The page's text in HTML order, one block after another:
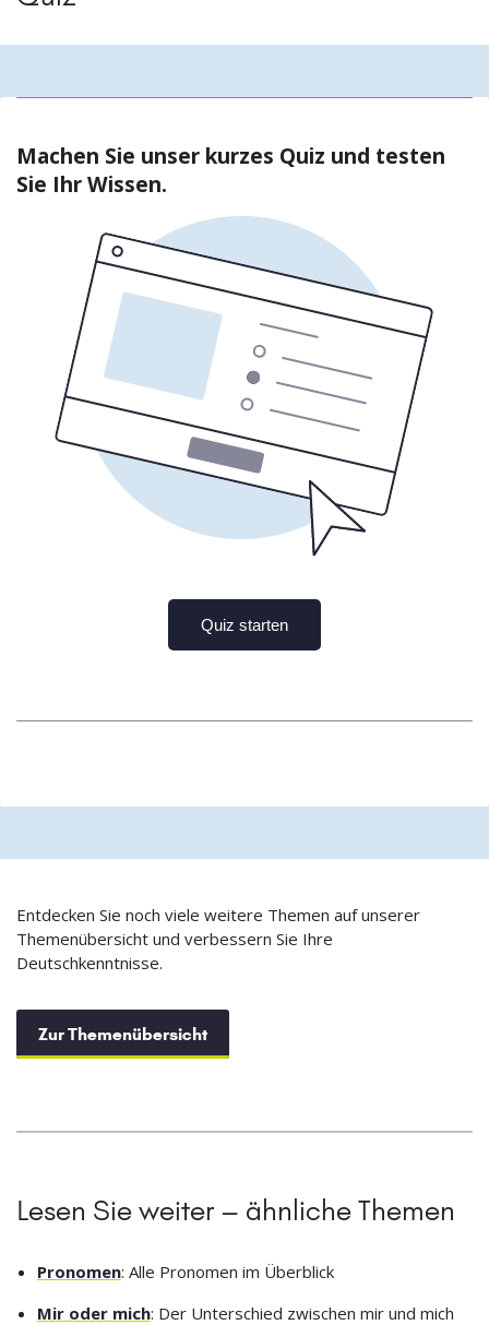
Entdecken Sie noch viele weitere Themen auf unserer
Themenübersicht und verbessern Sie Ihre
Deutschkenntnisse.
Zur Themenübersicht
Lesen Sie weiter – ähnliche Themen
Pronomen: Alle Pronomen im Überblick
Mir oder mich: Der Unterschied zwischen mir und mich